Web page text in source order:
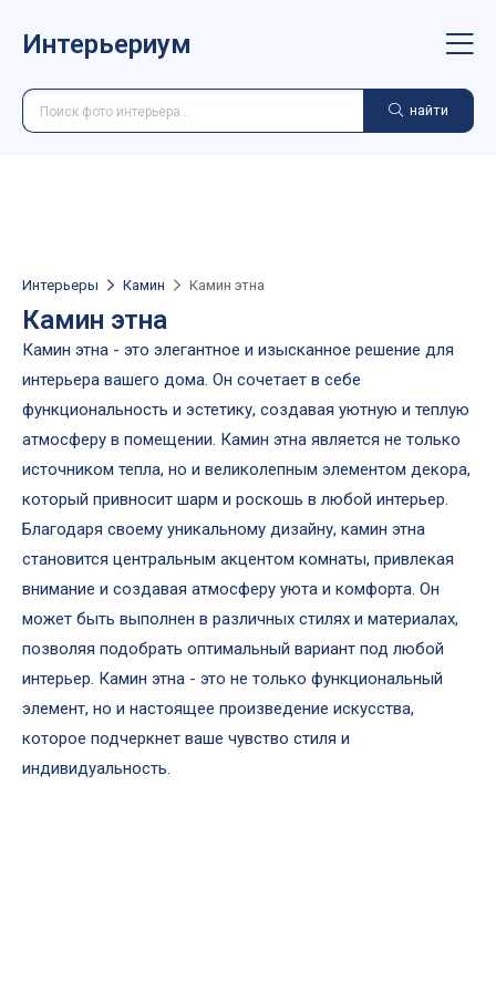
Интерьериум
найти
Интерьеры Камин Камин этна
Камин этна
Камин этна - это элегантное и изысканное решение для
интерьера вашего дома. Он сочетает в себе
функциональность и эстетику, создавая уютную и теплую
атмосферу в помещении. Камин этна является не только
источником тепла, но и великолепным элементом декора,
который привносит шарм и роскошь в любой интерьер.
Благодаря своему уникальному дизайну, камин этна
становится центральным акцентом комнаты, привлекая
внимание и создавая атмосферу уюта и комфорта. Он
может быть выполнен в различных стилях и материалах,
позволяя подобрать оптимальный вариант под любой
интерьер. Камин этна - это не только функциональный
элемент, но и настоящее произведение искусства,
которое подчеркнет ваше чувство стиля и
индивидуальность.